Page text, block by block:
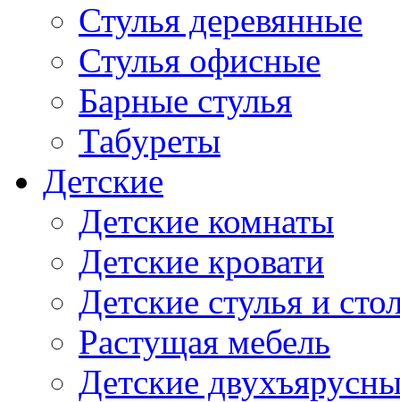
Стулья деревянные
Стулья офисные
Барные стулья
Табуреты
Детские
Детские комнаты
Детские кровати
Детские стулья и
Растущая мебель
Детские